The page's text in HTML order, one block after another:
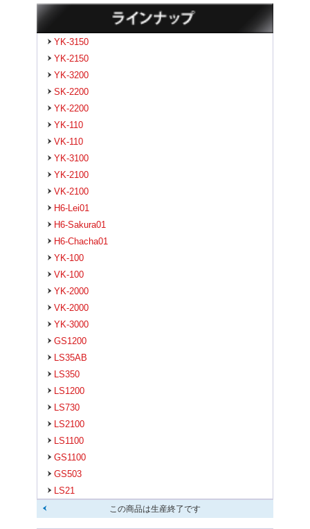
YK-3150
YK-2150
YK-3200
SK-2200
YK-2200
YK-110
VK-110
YK-3100
YK-2100
VK-2100
H6-Lei01
H6-Sakura01
H6-Chacha01
YK-100
VK-100
YK-2000
VK-2000
YK-3000
GS1200
LS35AB
LS350
LS1200
LS730
LS2100
LS1100
GS1100
GS503
LS21
この商品は生産終了です